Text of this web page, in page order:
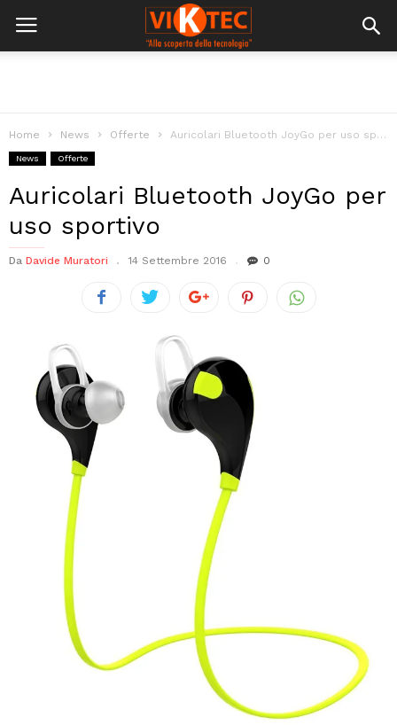
Home News Offerte Auricolari Bluetooth JoyGo per uso sportivo
News Offerte
Auricolari Bluetooth JoyGo per
uso sportivo
Da Davide Muratori 14 Settembre 2016 0